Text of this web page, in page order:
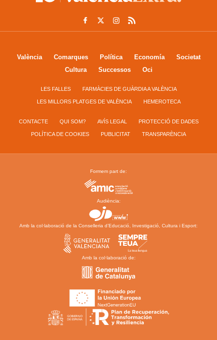
València Comarques Política Economía
Societat
Cultura
Successos Oci
LES FALLES FARMÀCIES DE GUÀRDIA A VALÈNCIA
LES MILLORS PLATGES DE VALÈNCIA HEMEROTECA
CONTACTE QUI SOM? AVÍS LEGAL PROTECCIÓ DE DADES
POLÍTICA DE COOKIES PUBLICITAT TRANSPARÈNCIA
Formem part de:
Audiència:
Amb la col·laboració de la Conselleria d’Educació, Investigació, Cultura i Esport:
Amb la col·laboració de: